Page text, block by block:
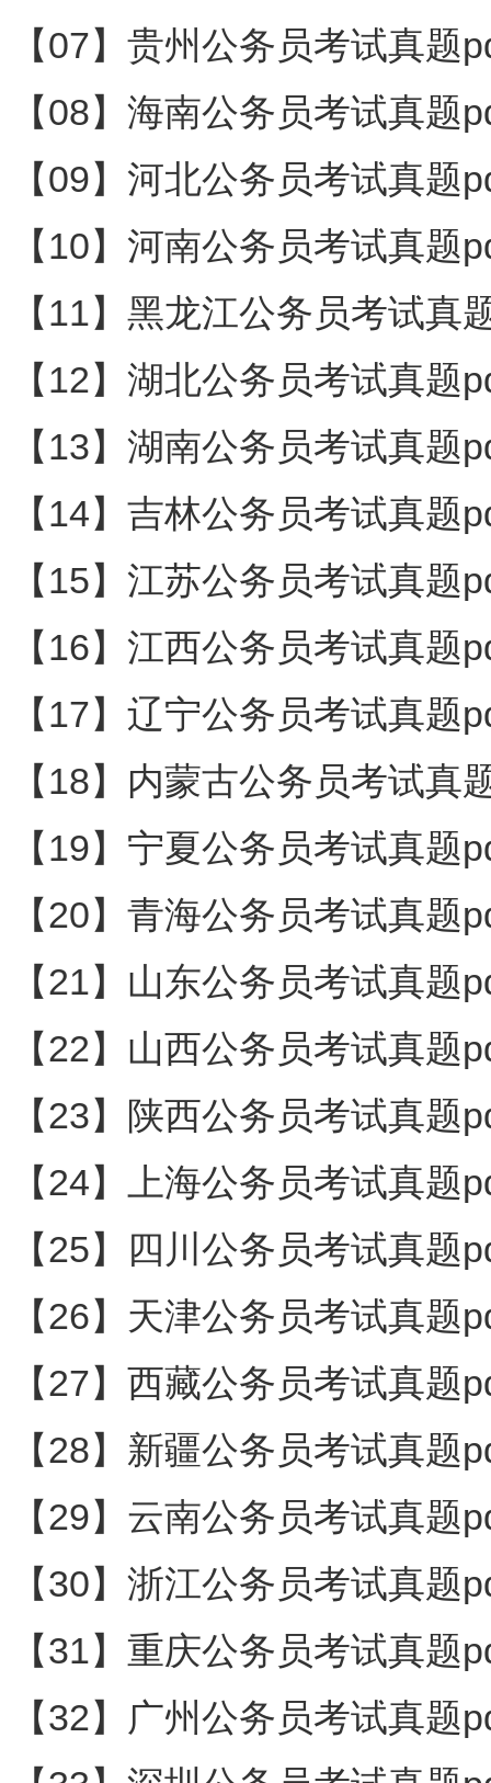
【07】贵州公务员考试真题
【08】海南公务员考试真题
【09】河北公务员考试真题
【10】河南公务员考试真题
【11】黑龙江公务员考试真
【12】湖北公务员考试真题
【13】湖南公务员考试真题
【14】吉林公务员考试真题
【15】江苏公务员考试真题
【16】江西公务员考试真题
【17】辽宁公务员考试真题
【18】内蒙古公务员考试真
【19】宁夏公务员考试真题
【20】青海公务员考试真题
【21】山东公务员考试真题
【22】山西公务员考试真题
【23】陕西公务员考试真题
【24】上海公务员考试真题
【25】四川公务员考试真题
【26】天津公务员考试真题
【27】西藏公务员考试真题
【28】新疆公务员考试真题
【29】云南公务员考试真题
【30】浙江公务员考试真题
【31】重庆公务员考试真题
【32】广州公务员考试真题